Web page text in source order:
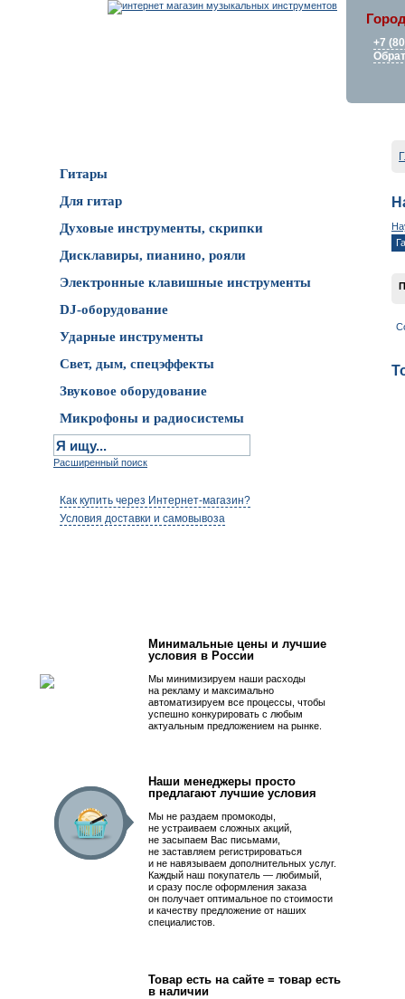
+7
Гитары
Для гитар
Духовые инструменты, скрипки
Дисклавиры, пианино, рояли
Электронные клавишные инструменты
DJ-оборудование
Ударные инструменты
Свет, дым, спецэффекты
Звуковое оборудование
Микрофоны и радиосистемы
Расширенный поиск
Как купить через Интернет-магазин?
Условия доставки и самовывоза
Минимальные цены и лучшие
условия в России
Мы минимизируем наши расходы
на рекламу и максимально
автоматизируем все процессы, чтобы
успешно конкурировать с любым
актуальным предложением на рынке.
Наши менеджеры просто
предлагают лучшие условия
Мы не раздаем промокоды,
не устраиваем сложных акций,
не засыпаем Вас письмами,
не заставляем регистрироваться
и не навязываем дополнительных услуг.
Каждый наш покупатель — любимый,
и сразу после оформления заказа
он получает оптимальное по стоимости
и качеству предложение от наших
специалистов.
Товар есть на сайте = товар есть
в наличии